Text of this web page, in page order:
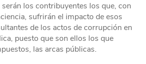
los contribuyentes los que, con
sufrirán el impacto de esos
de los actos de corrupción en
puesto que son ellos los que
las arcas públicas.